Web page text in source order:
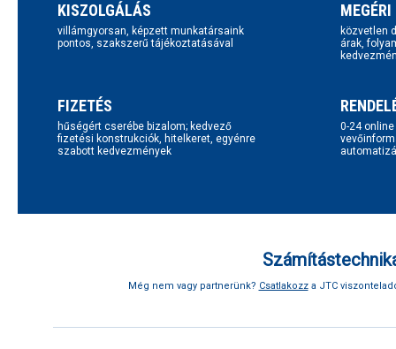
KISZOLGÁLÁS
villámgyorsan, képzett munkatársaink
pontos, szakszerű tájékoztatásával
MEGÉRI
közvetlen
árak,
FIZETÉS
hűségért cserébe bizalom; kedvező
fizetési konstrukciók, hitelkeret, egyénre
szabott kedvezmények
0-24
Még nem vagy partnerünk? Csatlakozza JTC